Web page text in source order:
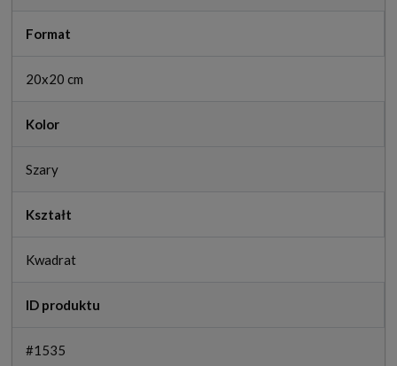
Format
20x20 cm
Kolor
Szary
Kształt
Kwadrat
ID produktu
#1535